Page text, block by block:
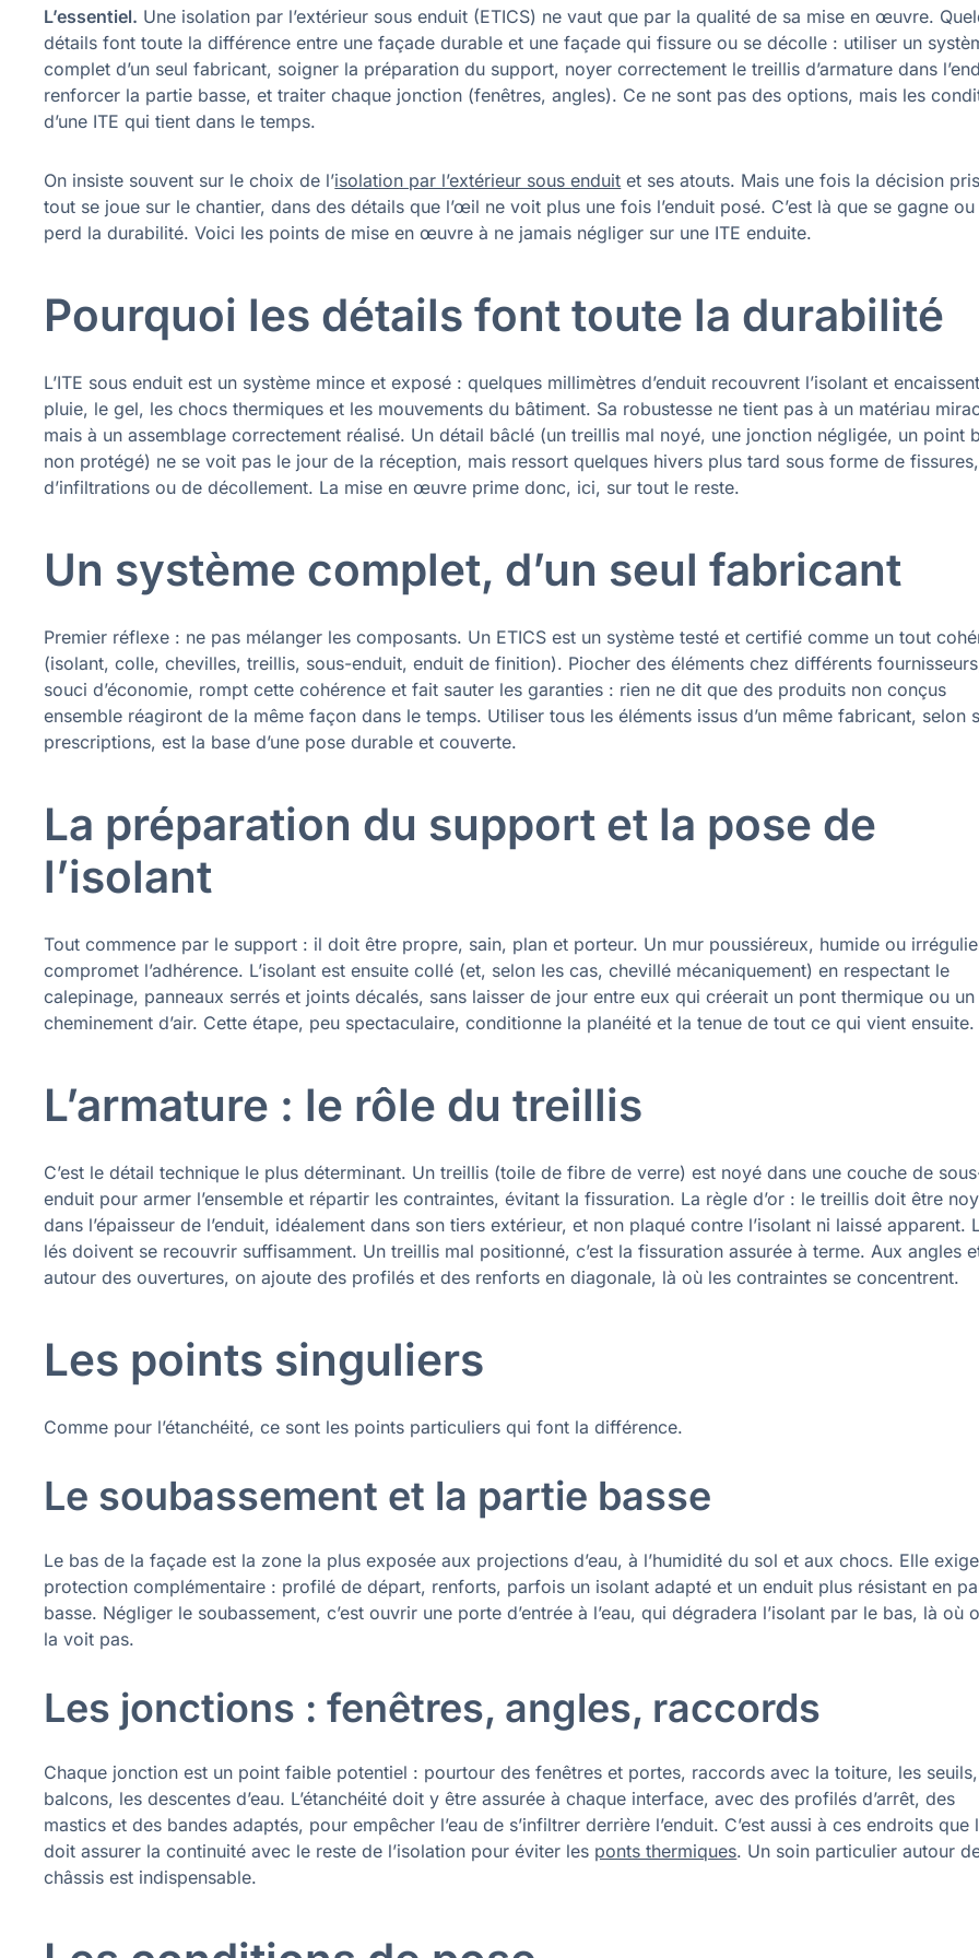
L’essentiel. Une isolation par l’extérieur sous enduit (ETICS) ne vaut que par la qualité de sa mise en œuvre.
détails font toute la différence entre une façade durable et une façade qui fissure ou se décolle : utiliser un
complet d’un seul fabricant, soigner la préparation du support, noyer correctement le treillis d’armature dans
renforcer la partie basse, et traiter chaque jonction (fenêtres, angles). Ce ne sont pas des options, mais les
d’une ITE qui tient dans le temps.
On insiste souvent sur le choix de l’isolation par l’extérieur sous enduit et ses atouts. Mais une fois la décision
tout se joue sur le chantier, dans des détails que l’œil ne voit plus une fois l’enduit posé. C’est là que se gagne ou
perd la durabilité. Voici les points de mise en œuvre à ne jamais négliger sur une ITE enduite.
Pourquoi les détails font toute la durabilité
L’ITE sous enduit est un système mince et exposé : quelques millimètres d’enduit recouvrent l’isolant et
pluie, le gel, les chocs thermiques et les mouvements du bâtiment. Sa robustesse ne tient pas à un matériau
mais à un assemblage correctement réalisé. Un détail bâclé (un treillis mal noyé, une jonction négligée, un point
non protégé) ne se voit pas le jour de la réception, mais ressort quelques hivers plus tard sous forme de fissures,
d’infiltrations ou de décollement. La mise en œuvre prime donc, ici, sur tout le reste.
Un système complet, d’un seul fabricant
Premier réflexe : ne pas mélanger les composants. Un ETICS est un système testé et certifié comme un tout
(isolant, colle, chevilles, treillis, sous-enduit, enduit de finition). Piocher des éléments chez différents
souci d’économie, rompt cette cohérence et fait sauter les garanties : rien ne dit que des produits non conçus
ensemble réagiront de la même façon dans le temps. Utiliser tous les éléments issus d’un même fabricant, selon
prescriptions, est la base d’une pose durable et couverte.
La préparation du support et la pose de
l’isolant
Tout commence par le support : il doit être propre, sain, plan et porteur. Un mur poussiéreux, humide ou
compromet l’adhérence. L’isolant est ensuite collé (et, selon les cas, chevillé mécaniquement) en respectant le
calepinage, panneaux serrés et joints décalés, sans laisser de jour entre eux qui créerait un pont thermique ou un
cheminement d’air. Cette étape, peu spectaculaire, conditionne la planéité et la tenue de tout ce qui vient ensuite.
L’armature : le rôle du treillis
C’est le détail technique le plus déterminant. Un treillis (toile de fibre de verre) est noyé dans une couche de
enduit pour armer l’ensemble et répartir les contraintes, évitant la fissuration. La règle d’or : le treillis doit être
dans l’épaisseur de l’enduit, idéalement dans son tiers extérieur, et non plaqué contre l’isolant ni laissé apparent.
lés doivent se recouvrir suffisamment. Un treillis mal positionné, c’est la fissuration assurée à terme. Aux angles
autour des ouvertures, on ajoute des profilés et des renforts en diagonale, là où les contraintes se concentrent.
Les points singuliers
Comme pour l’étanchéité, ce sont les points particuliers qui font la différence.
Le soubassement et la partie basse
Le bas de la façade est la zone la plus exposée aux projections d’eau, à l’humidité du sol et aux chocs. Elle
protection complémentaire : profilé de départ, renforts, parfois un isolant adapté et un enduit plus résistant en
basse. Négliger le soubassement, c’est ouvrir une porte d’entrée à l’eau, qui dégradera l’isolant par le bas, là où
la voit pas.
Les jonctions : fenêtres, angles, raccords
Chaque jonction est un point faible potentiel : pourtour des fenêtres et portes, raccords avec la toiture, les
balcons, les descentes d’eau. L’étanchéité doit y être assurée à chaque interface, avec des profilés d’arrêt, des
mastics et des bandes adaptés, pour empêcher l’eau de s’infiltrer derrière l’enduit. C’est aussi à ces endroits que
doit assurer la continuité avec le reste de l’isolation pour éviter les ponts thermiques. Un soin particulier autour
châssis est indispensable.